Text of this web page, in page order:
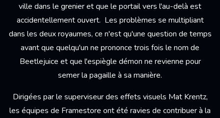
ville dans le grenier et que le portail vers l'au-delà est
accidentellement ouvert. Les problèmes se multipliant
dans les deux royaumes, ce n'est qu'une question de temps
avant que quelqu'un ne prononce trois fois le nom de
Beetlejuice et que l'espiègle démon ne revienne pour
semer la pagaille à sa manière.
Dirigées par le superviseur des effets visuels Mat Krentz,
les équipes de Framestore ont été ravies de contribuer à la